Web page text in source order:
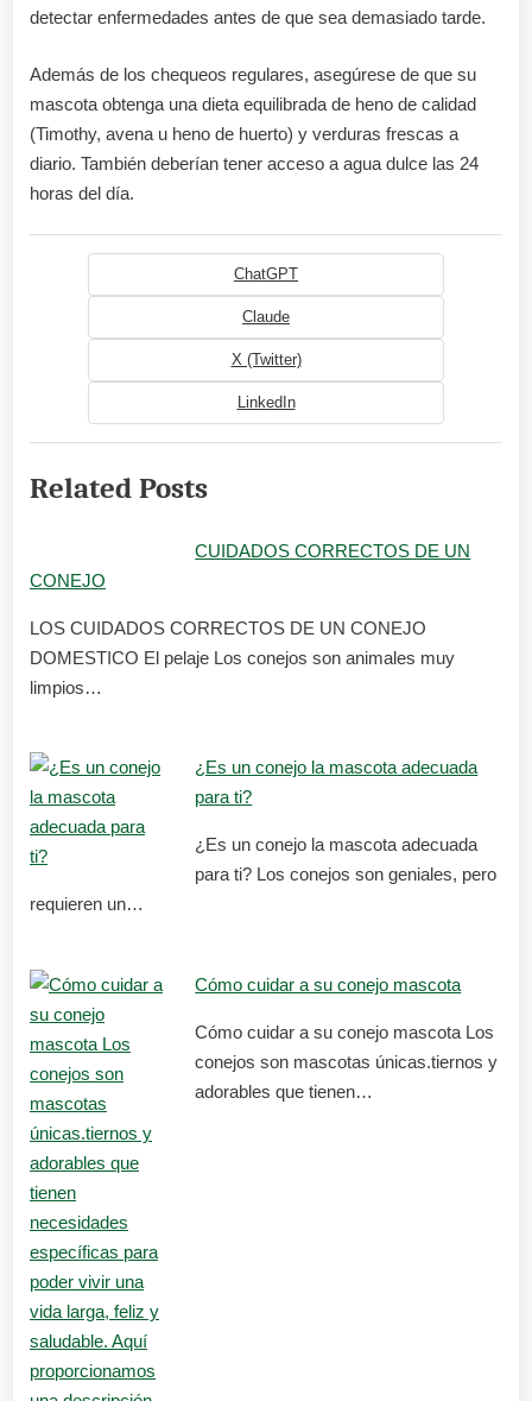
detectar enfermedades antes de que sea demasiado tarde.
Además de los chequeos regulares, asegúrese de que su
mascota obtenga una dieta equilibrada de heno de calidad
(Timothy, avena u heno de huerto) y verduras frescas a
diario. También deberían tener acceso a agua dulce las 24
horas del día.
ChatGPT
Claude
X (Twitter)
LinkedIn
Related Posts
CUIDADOS CORRECTOS DE UN
CONEJO
LOS CUIDADOS CORRECTOS DE UN CONEJO
DOMESTICO El pelaje Los conejos son animales muy
limpios…
¿Es un conejo la mascota adecuada
para ti?
¿Es un conejo la mascota adecuada
para ti? Los conejos son geniales, pero
requieren un…
Cómo cuidar a su conejo mascota
Cómo cuidar a su conejo mascota Los
conejos son mascotas únicas.tiernos y
adorables que tienen…